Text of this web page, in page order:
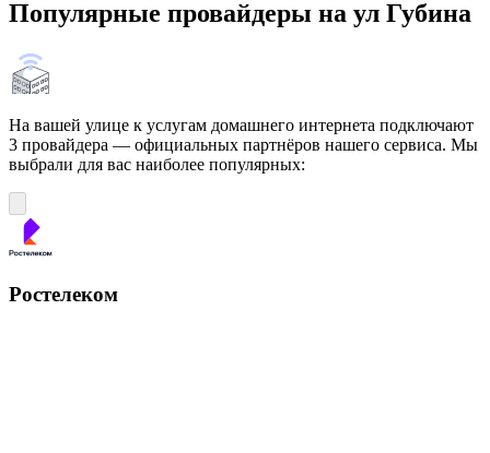
Популярные провайдеры на ул Губина
На вашей улице к услугам домашнего интернета подключают
3 провайдера — официальных партнёров нашего сервиса. Мы
выбрали для вас наиболее популярных:
Ростелеком